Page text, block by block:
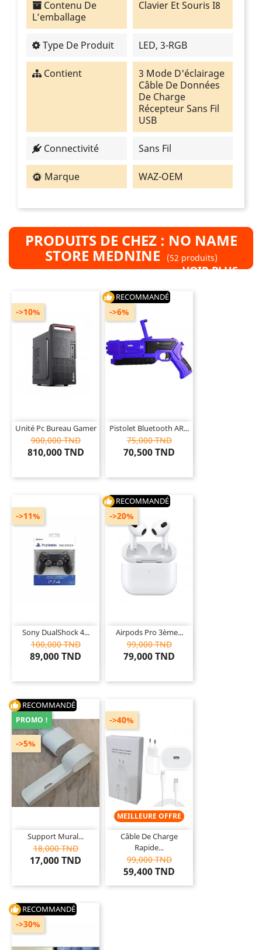
Contenu De
L’emballage
Clavier Et Souris I8
Type De Produit LED, 3-RGB
Contient
3 Mode D'éclairage
Câble De Données
De Charge
Récepteur Sans Fil
USB
Connectivité Sans Fil
Marque WAZ-OEM
PRODUITS DE CHEZ : NO NAME
STORE MEDNINE (52 produits)
VOIR PLUS »
Unité Pc Bureau Gamer
900,000 TND
810,000 TND
->10%
thumb_up RECOMMANDÉ
Pistolet Bluetooth AR...
75,000 TND
70,500 TND
->6%
Sony DualShock 4...
100,000 TND
89,000 TND
->11%
thumb_up RECOMMANDÉ
Airpods Pro 3ème...
99,000 TND
79,000 TND
->20%
thumb_up RECOMMANDÉ
Support Mural...
18,000 TND
17,000 TND
->5%
PROMO !
MEILLEURE OFFRE
Câble De Charge
Rapide...
99,000 TND
59,400 TND
->40%
thumb_up RECOMMANDÉ
->30%